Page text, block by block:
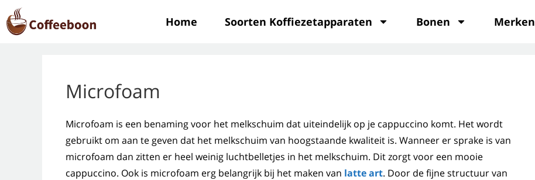
Home Soorten Koffiezetapparaten Bonen Merken
Microfoam
Microfoam is een benaming voor het melkschuim dat uiteindelijk op je cappuccino komt. Het wordt
gebruikt om aan te geven dat het melkschuim van hoogstaande kwaliteit is. Wanneer er sprake is van
microfoam dan zitten er heel weinig luchtbelletjes in het melkschuim. Dit zorgt voor een mooie
cappuccino. Ook is microfoam erg belangrijk bij het maken van latte art. Door de fijne structuur van